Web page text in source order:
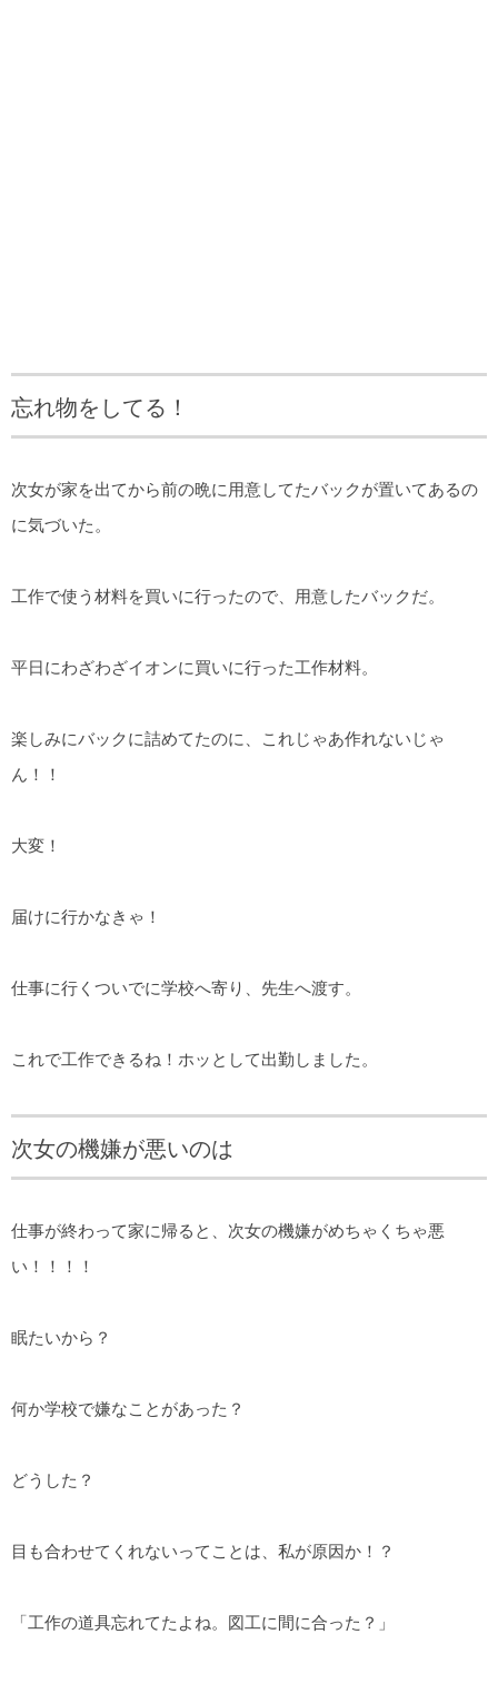
忘れ物をしてる！
次女が家を出てから前の晩に用意してたバックが置いてあるの
に気づいた。
工作で使う材料を買いに行ったので、用意したバックだ。
平日にわざわざイオンに買いに行った工作材料。
楽しみにバックに詰めてたのに、これじゃあ作れないじゃ
ん！！
大変！
届けに行かなきゃ！
仕事に行くついでに学校へ寄り、先生へ渡す。
これで工作できるね！ホッとして出勤しました。
次女の機嫌が悪いのは
仕事が終わって家に帰ると、次女の機嫌がめちゃくちゃ悪
い！！！！
眠たいから？
何か学校で嫌なことがあった？
どうした？
目も合わせてくれないってことは、私が原因か！？
「工作の道具忘れてたよね。図工に間に合った？」